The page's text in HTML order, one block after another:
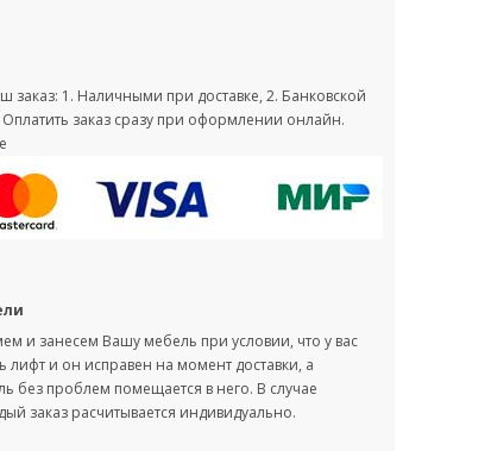
заказ: 1. Наличными при доставке, 2. Банковской
Оплатить заказ сразу при оформлении онлайн.
и занесем Вашу мебель при условии, что у вас
лифт и он исправен на момент доставки, а
без проблем помещается в него. В случае
заказ расчитывается индивидуально.